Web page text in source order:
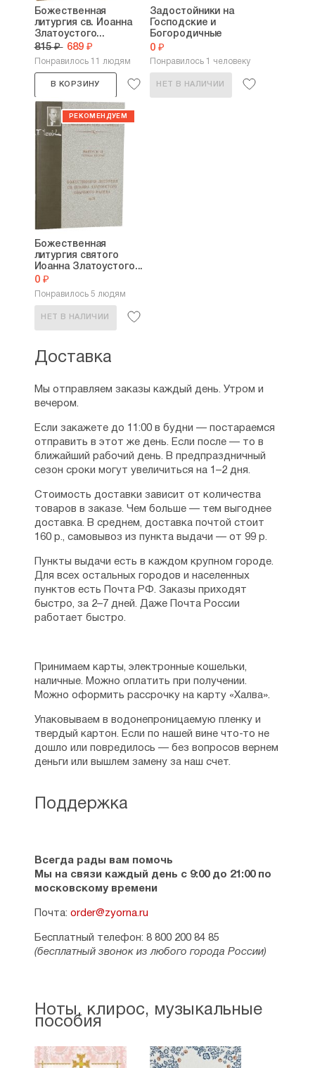
Божественная
литургия св. Иоанна
Златоустого...
815 ₽ 689 ₽
Понравилось 11 людям
В КОРЗИНУ
Задостойники на
Господские и
Богородичные
праздники...
0 ₽
Понравилось 1 человеку
НЕТ В НАЛИЧИИ
Божественная
литургия святого
Иоанна Златоустого...
0 ₽
Понравилось 5 людям
НЕТ В НАЛИЧИИ
Поддержка
Всегда рады вам помочь
Мы на связи каждый день с 9:00 до 21:00 по
московскому времени
Почта: order@zyorna.ru
Бесплатный телефон: 8 800 200 84 85
(бесплатный звонок из любого города России)
Доставка
Мы отправляем заказы каждый день. Утром и
вечером.
Если закажете до 11:00 в будни — постараемся
отправить в этот же день. Если после — то в
ближайший рабочий день. В предпраздничный
сезон сроки могут увеличиться на 1–2 дня.
Стоимость доставки зависит от количества
товаров в заказе. Чем больше — тем выгоднее
доставка. В среднем, доставка почтой стоит
160 р., самовывоз из пункта выдачи — от 99 р.
Пункты выдачи есть в каждом крупном городе.
Для всех остальных городов и населенных
пунктов есть Почта РФ. Заказы приходят
быстро, за 2–7 дней. Даже Почта России
работает быстро.
Принимаем карты, электронные кошельки,
наличные. Можно оплатить при получении.
Можно оформить рассрочку на карту «Халва».
Упаковываем в водонепроницаемую пленку и
твердый картон. Если по нашей вине что-то не
дошло или повредилось — без вопросов вернем
деньги или вышлем замену за наш счет.
Ноты, клирос, музыкальные
пособия